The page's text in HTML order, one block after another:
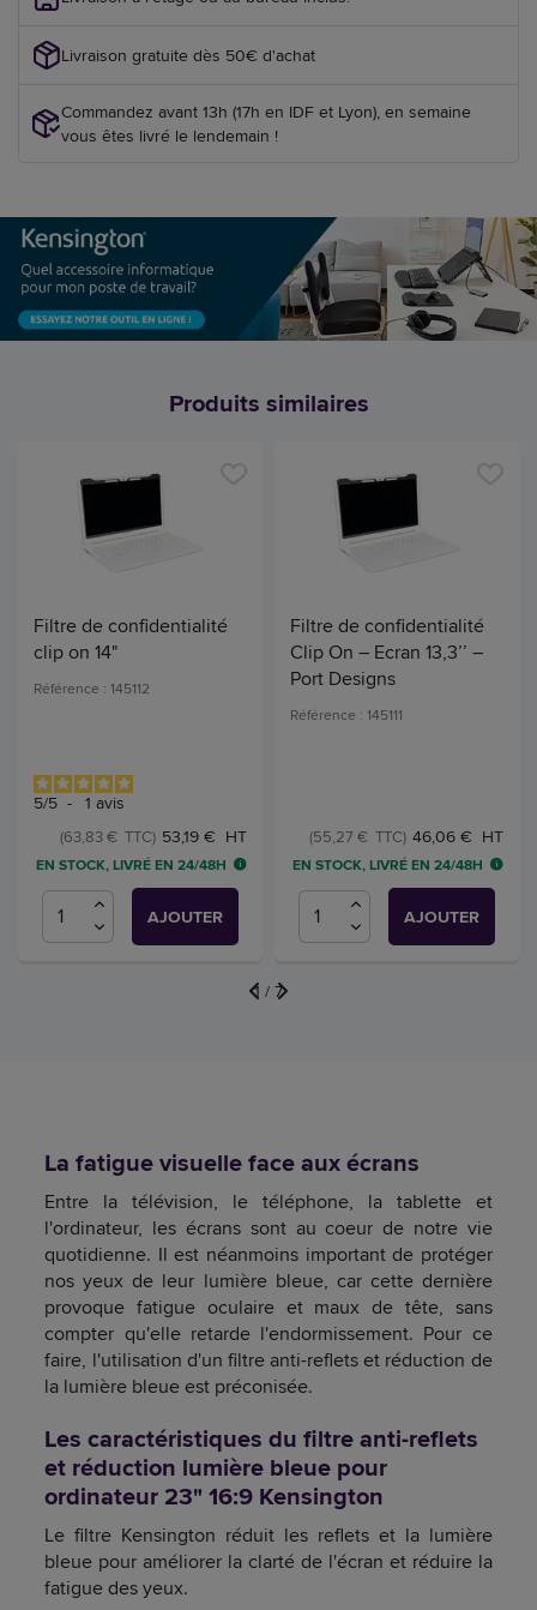
Livraison gratuite dès 50€ d'achat
Commandez avant 13h (17h en IDF et Lyon), en semaine
vous êtes livré le lendemain !
Produits similaires
Filtre de confidentialité
clip on 14"
Référence : 145112
5/5 - 1 avis
53,19 € HT
(63,83 € TTC)
EN STOCK, LIVRÉ EN 24/48H
AJOUTER
Filtre de confidentialité
Clip On – Ecran 13,3’’ –
Port Designs
Référence : 145111
46,06 € HT
(55,27 € TTC)
EN STOCK, LIVRÉ EN 24/48H
AJOUTER
1 / 7
La fatigue visuelle face aux écrans
Entre la télévision, le téléphone, la tablette et
l'ordinateur, les écrans sont au coeur de notre vie
quotidienne. Il est néanmoins important de protéger
nos yeux de leur lumière bleue, car cette dernière
provoque fatigue oculaire et maux de tête, sans
compter qu'elle retarde l'endormissement. Pour ce
faire, l'utilisation d'un filtre anti-reflets et réduction de
la lumière bleue est préconisée.
Les caractéristiques du filtre anti-reflets
et réduction lumière bleue pour
ordinateur 23" 16:9 Kensington
Le filtre Kensington réduit les reflets et la lumière
bleue pour améliorer la clarté de l'écran et réduire la
fatigue des yeux.